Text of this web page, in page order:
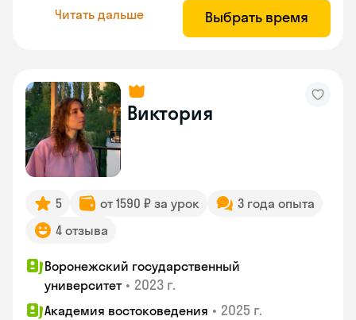
Читать дальше Выбрать время
Виктория
5 от 1590 ₽ за урок
3 года опыта
4 отзыва
Воронежский государственный
университет • 2023 г.
Академия востоковедения • 2025 г.